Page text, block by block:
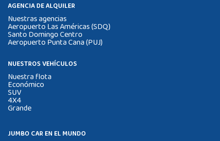
AGENCIA DE ALQUILER
Nuestras agencias
Aeropuerto Las Américas (SDQ)
Santo Domingo Centro
Aeropuerto Punta Cana (PUJ)
NUESTROS VEHÍCULOS
Nuestra flota
Económico
SUV
4X4
Grande
JUMBO CAR EN EL MUNDO